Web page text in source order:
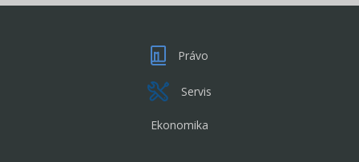
Právo
Servis
Ekonomika